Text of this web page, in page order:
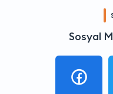
Sosyal